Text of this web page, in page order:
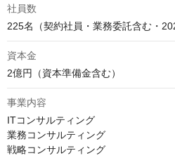
社員数
資本金
2億円（資本準備金含む）
事業内容
ITコンサルティング
業務コンサルティング
戦略コンサルティング